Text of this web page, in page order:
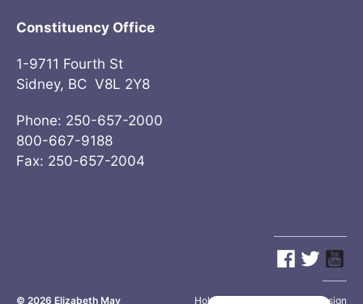
Constituency Office
1-9711 Fourth St
Sidney, BC V8L 2Y8
Phone: 250-657-2000
800-667-9188
Fax: 250-657-2004
© 2026 Elizabeth May Holy Cow Communication Design